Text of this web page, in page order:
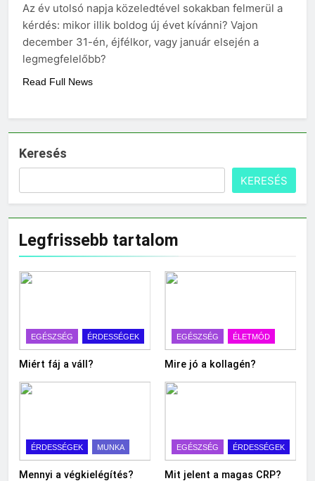
mosni?
3 Nap Ezelőtt
Az év utolsó napja közeledtével sokakban felmerül a
kérdés: mikor illik boldog új évet kívánni? Vajon
december 31-én, éjfélkor, vagy január elsején a
legmegfelelőbb?
Read Full News
Keresés
KERESÉS
Legfrissebb tartalom
EGÉSZSÉG ÉRDESSÉGEK
Miért fáj a váll?
EGÉSZSÉG ÉLETMÓD
Mire jó a kollagén?
ÉRDESSÉGEK MUNKA
Mennyi a végkielégítés?
EGÉSZSÉG ÉRDESSÉGEK
Mit jelent a magas CRP?